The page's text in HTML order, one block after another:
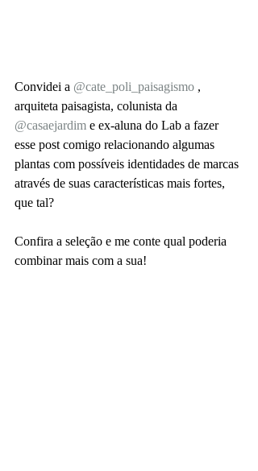
Convidei a @cate_poli_paisagismo ,
arquiteta paisagista, colunista da
@casaejardim e ex-aluna do Lab a fazer
esse post comigo relacionando algumas
plantas com possíveis identidades de marcas
através de suas características mais fortes,
que tal?
Confira a seleção e me conte qual poderia
combinar mais com a sua!